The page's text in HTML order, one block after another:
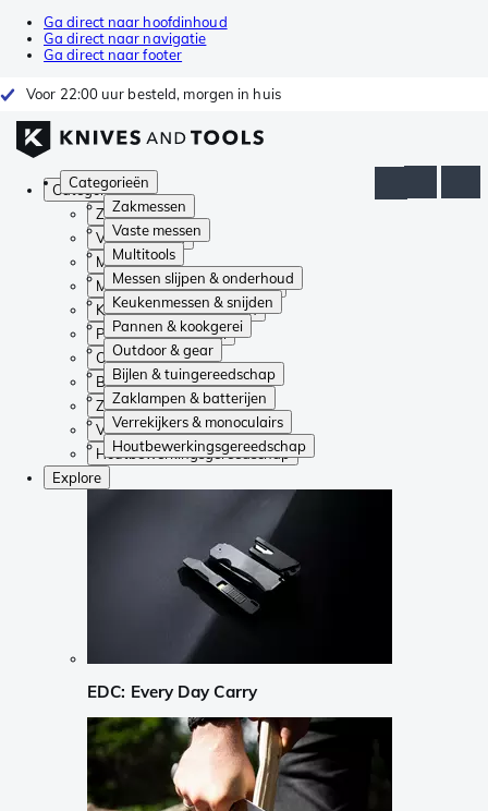
Ga direct naar hoofdinhoud
Ga direct naar navigatie
Ga direct naar footer
Voor 22:00 uur besteld, morgen in huis
Categorieën
Zakmessen
Vaste messen
Multitools
Messen slijpen & onderhoud
Keukenmessen & snijden
Pannen & kookgerei
Outdoor & gear
Bijlen & tuingereedschap
Zaklampen & batterijen
Verrekijkers & monoculairs
Houtbewerkingsgereedschap
Categorieën
Zakmessen
Vaste messen
Multitools
Messen slijpen & onderhoud
Keukenmessen & snijden
Pannen & kookgerei
Outdoor & gear
Bijlen & tuingereedschap
Zaklampen & batterijen
Verrekijkers & monoculairs
Houtbewerkingsgereedschap
Explore
EDC: Every Day Carry